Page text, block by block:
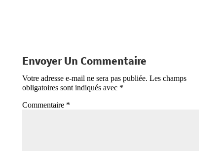
Envoyer Un Commentaire
Votre adresse e-mail ne sera pas publiée. Les champs
obligatoires sont indiqués avec *
Commentaire *